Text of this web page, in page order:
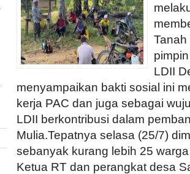
Tanah
LDII
menyampaikan bakti sosial ini
kerja PAC dan juga sebagai
LDII berkontribusi dalam
Mulia.Tepatnya selasa (25/7)
sebanyak kurang lebih 25
Ketua RT dan perangkat desa